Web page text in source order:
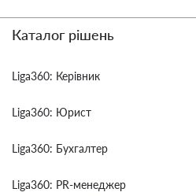
Каталог рішень
Liga360: Керівник
Liga360: Юрист
Liga360: Бухгалтер
Liga360: PR-менеджер